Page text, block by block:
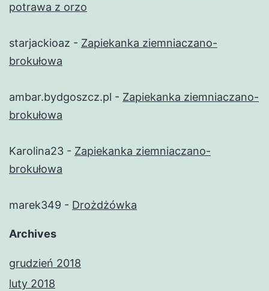
potrawa z orzo
starjackioaz - Zapiekanka ziemniaczano-
brokułowa
ambar.bydgoszcz.pl - Zapiekanka ziemniaczano-
brokułowa
Karolina23 - Zapiekanka ziemniaczano-
brokułowa
marek349 - Drożdżówka
Archives
grudzień 2018
luty 2018